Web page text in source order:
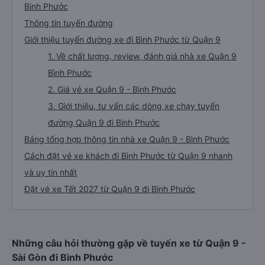
Bình Phước
Thông tin tuyến đường
Giới thiệu tuyến đường xe đi Bình Phước từ Quận 9
1. Về chất lượng, review, đánh giá nhà xe Quận 9
Bình Phước
2. Giá vé xe Quận 9 - Bình Phước
3. Giới thiệu, tư vấn các dòng xe chạy tuyến
đường Quận 9 đi Bình Phước
Bảng tổng hợp thông tin nhà xe Quận 9 - Bình Phước
Cách đặt vé xe khách đi Bình Phước từ Quận 9 nhanh
và uy tín nhất
Đặt vé xe Tết 2027 từ Quận 9 đi Bình Phước
Những câu hỏi thường gặp về tuyến xe từ Quận 9 -
Sài Gòn đi Bình Phước